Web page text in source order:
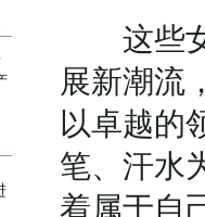
这些女
展新潮流
以卓越的
笔、汗水
着属于自